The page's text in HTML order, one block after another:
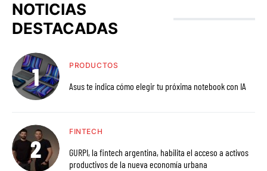
NOTICIAS
DESTACADAS
PRODUCTOS
Asus te indica cómo elegir tu próxima notebook con IA
FINTECH
GURPI, la fintech argentina, habilita el acceso a activos
productivos de la nueva economía urbana